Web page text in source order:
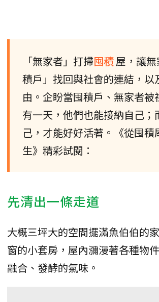
「無家者」打掃囤積屋，讓
積戶」找回與社會的連結，以
由。企盼當囤積戶、無家者被
有一天，他們也能接納自己；
己，才能好好活著。《從囤積
生》精彩試閱：
先清出一條走道
大概三坪大的空間擺滿魚伯伯的
窗的小套房，屋內瀰漫著各種物
融合、發酵的氣味。